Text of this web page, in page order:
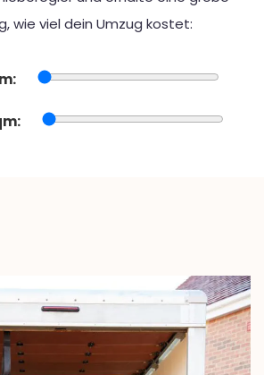
wie viel dein Umzug kostet: